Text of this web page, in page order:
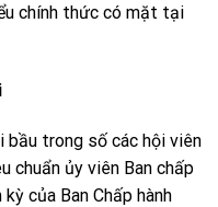
chính thức có mặt tại
bầu trong số các hội viên
chuẩn ủy viên Ban chấp
của Ban Chấp hành